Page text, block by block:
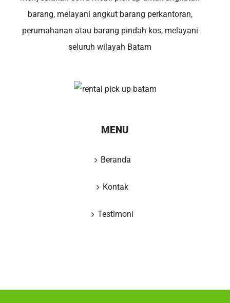
barang, melayani angkut barang perkantoran,
perumahanan atau barang pindah kos, melayani
seluruh wilayah Batam
MENU
Beranda
Kontak
Testimoni